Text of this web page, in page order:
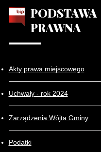
PODSTAWA
PRAWNA
Akty prawa miejscowego
Uchwały - rok 2024
Zarządzenia Wójta Gminy
Podatki